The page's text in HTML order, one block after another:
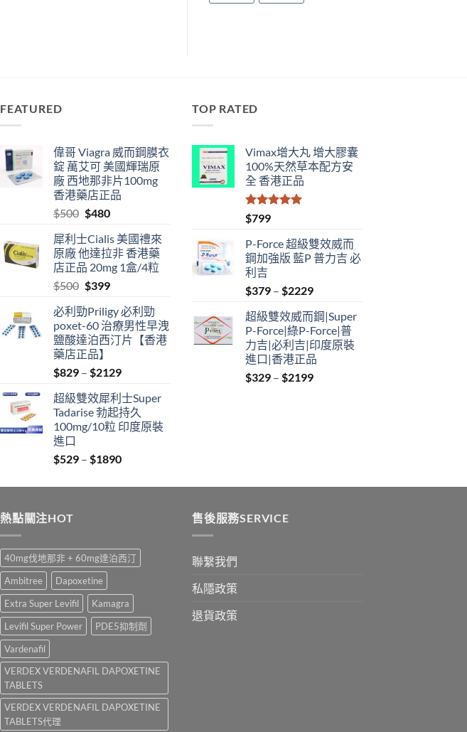
FEATURED
偉哥 Viagra 威而鋼膜衣
錠 萬艾可 美國輝瑞原
廠 西地那非片100mg
香港藥店正品
$500 Original
was:
$500.
$480Current
is:
$480.
犀利士Cialis 美國禮來
原廠 他達拉非 香港藥
店正品 20mg 1盒/4粒
$500 Original
was:
$500.
$399Current
is:
$399.
必利勁Priligy 必利勁
poxet-60 治療男性早洩
鹽酸達泊西汀片【香港
藥店正品】
$829 – $2129Price
$829
through
$2129
超級雙效犀利士Super
Tadarise 勃起持久
100mg/10粒 印度原裝
進口
$529 – $1890Price
$529
TOP RATED
Vimax增大丸 增大膠囊
100%天然草本配方安
全 香港正品
評分
滿分 5
$799
P-Force 超級雙效威而
鋼加強版 藍P 普力吉 必
利吉
$379 – $2229Price
$379
through
$2229
超級雙效威而鋼|Super
P-Force|綠P-Force|普
力吉|必利吉|印度原裝
進口|香港正品
$329 – $2199Price
熱點關注HOT
40mg伐地那非 + 60mg達泊西汀
Ambitree
Dapoxetine
Extra Super Levifil
Kamagra
Levifil Super Power
PDE5抑制劑
Vardenafil
VERDEX VERDENAFIL DAPOXETINE
TABLETS
VERDEX VERDENAFIL DAPOXETINE
TABLETS代理
售後服務SERVICE
聯繫我們
私隱政策
退貨政策